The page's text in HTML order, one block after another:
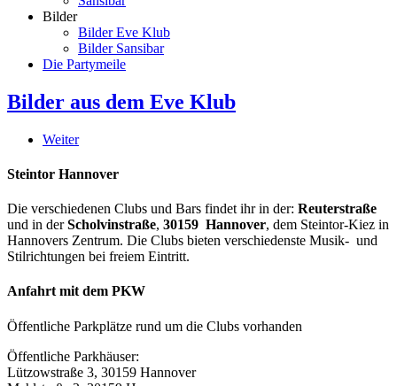
Bilder
Bilder Eve Klub
Bilder Sansibar
Die Partymeile
Bilder aus dem Eve Klub
Weiter
Steintor Hannover
Die verschiedenen Clubs und Bars findet ihr in der: Reuterstraße
und in derScholvinstraße, 30159 Hannover, dem Steintor-Kiez in
Hannovers Zentrum. Die Clubs bieten verschiedenste Musik- und
Stilrichtungen bei freiem Eintritt.
Anfahrt mit dem PKW
Öffentliche Parkplätze rund um die Clubs vorhanden
Öffentliche Parkhäuser:
Lützowstraße 3, 30159 Hannover